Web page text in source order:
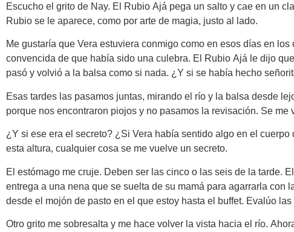
Escucho el grito de Nay. El Rubio Ajá pega un salto y cae en un
Rubio se le aparece, como por arte de magia, justo al lado.
Me gustaría que Vera estuviera conmigo como en esos días en
convencida de que había sido una culebra. El Rubio Ajá le dijo
pasó y volvió a la balsa como si nada. ¿Y si se había hecho
Esas tardes las pasamos juntas, mirando el río y la balsa desde
porque nos encontraron piojos y no pasamos la revisación. Se
¿Y si ese era el secreto? ¿Si Vera había sentido algo en el
esta altura, cualquier cosa se me vuelve un secreto.
El estómago me cruje. Deben ser las cinco o las seis de la tarde.
entrega a una nena que se suelta de su mamá para agarrarla
desde el mojón de pasto en el que estoy hasta el buffet. Evalúo
Otro grito me sobresalta y me hace volver la vista hacia el río.